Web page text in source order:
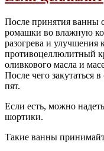
После принятия ванны
ромашки во влажную
разогрева и
противоцеллюлитный
оливкового масла и
После чего закутаться
пят.
Если есть, можно
шортики.
Такие ванны